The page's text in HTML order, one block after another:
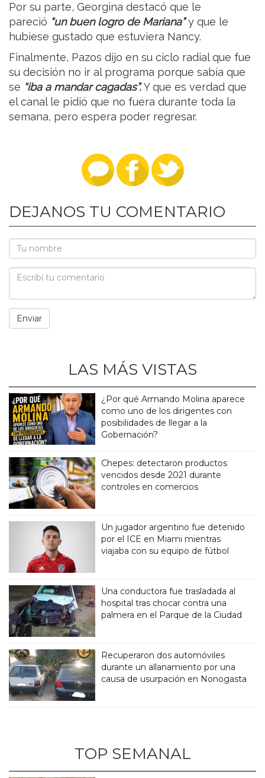
Por su parte, Georgina destacó que le
pareció “un buen logro de Mariana”y que le
hubiese gustado que estuviera Nancy.
Finalmente, Pazos dijo en su ciclo radial que fue
su decisión no ir al programa porque sabía que
se “iba a mandar cagadas”.Y que es verdad que
el canal le pidió que no fuera durante toda la
semana, pero espera poder regresar.
DEJANOS TU COMENTARIO
LAS MÁS VISTAS
¿Por qué Armando Molina aparece
como uno de los dirigentes con
posibilidades de llegar a la
Gobernación?
Chepes: detectaron productos
vencidos desde 2021 durante
controles en comercios
Un jugador argentino fue detenido
por el ICE en Miami mientras
viajaba con su equipo de fútbol
Una conductora fue trasladada al
hospital tras chocar contra una
palmera en el Parque de la Ciudad
Recuperaron dos automóviles
durante un allanamiento por una
causa de usurpación en Nonogasta
TOP SEMANAL